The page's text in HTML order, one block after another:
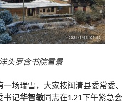
洋头罗含书院雪景
场瑞雪，大家按闽清县委常委、
书记华智敏同志在1.21下午紧急会